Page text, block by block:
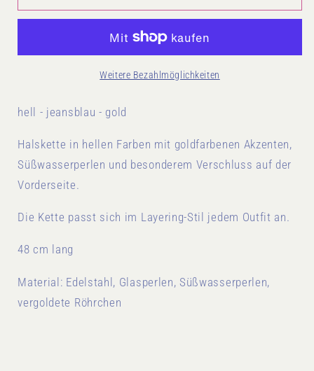
jeansblaujeansblau
Weitere Bezahlmöglichkeiten
hell - jeansblau - gold
Halskette in hellen Farben mit goldfarbenen Akzenten,
Süßwasserperlen und besonderem Verschluss auf der
Vorderseite.
Die Kette passt sich im Layering-Stil jedem Outfit an.
48 cm lang
Material: Edelstahl, Glasperlen, Süßwasserperlen,
vergoldete Röhrchen